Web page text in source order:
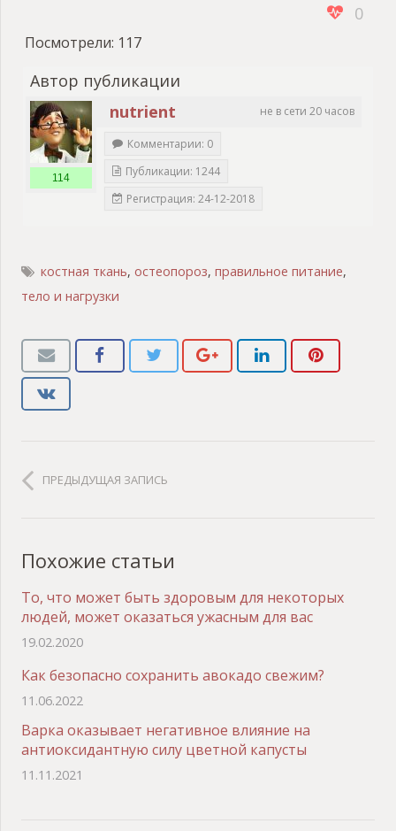
0
Посмотрели: 117
Автор публикации
не в сети 20 часов
nutrient
114
Комментарии: 0
Публикации: 1244
Регистрация: 24-12-2018
костная ткань,остеопороз,правильное питание,
тело и нагрузки
ПРЕДЫДУЩАЯ ЗАПИСЬ
Похожие статьи
То, что может быть здоровым для некоторых
людей, может оказаться ужасным для вас
19.02.2020
Как безопасно сохранить авокадо свежим?
11.06.2022
Варка оказывает негативное влияние на
антиоксидантную силу цветной капусты
11.11.2021